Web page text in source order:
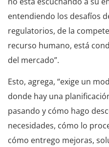
entendiendo los desafíos
regulatorios, de la
recurso humano, está
del mercado”.
Esto, agrega, “exige un
donde hay una
pasando y cómo hago
necesidades, cómo lo
cómo entrego mejoras,